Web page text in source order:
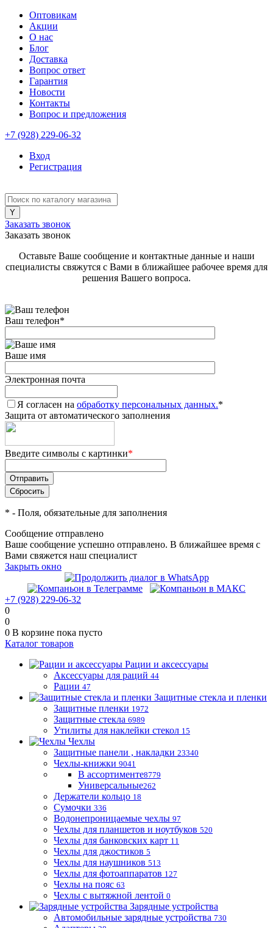
Оптовикам
Акции
О нас
Блог
Доставка
Вопрос ответ
Гарантия
Новости
Контакты
Вопрос и предложения
+7 (928) 229-06-32
Вход
Регистрация
Заказать звонок
Заказать звонок
Оставьте Ваше сообщение и контактные данные и наши
специалисты свяжутся с Вами в ближайшее рабочее время для
решения Вашего вопроса.
Ваш телефон*
Ваше имя
Электронная почта
Я согласен на обработку персональных данных.*
Защита от автоматического заполнения
Введите символы с картинки*
* - Поля, обязательные для заполнения
Сообщение отправлено
Ваше сообщение успешно отправлено. В ближайшее время с
Вами свяжется наш специалист
Закрыть окно
+7 (928) 229-06-32
0
0
0 В корзине пока пусто
Каталог товаров
Рации и аксессуары
Аксессуары для раций 44
Рации 47
Защитные стекла и пленки
Защитные пленки 1972
Защитные стекла 6989
Утилиты для наклейки стекол 15
Чехлы
Защитные панели , накладки 23340
Чехлы-книжки 9041
В ассортименте8779
Универсальные262
Держатели кольцо 18
Сумочки 336
Водонепроницаемые чехлы 97
Чехлы для планшетов и ноутбуков 520
Чехлы для банковских карт 11
Чехлы для джостиков 5
Чехлы для наушников 513
Чехлы для фотоаппаратов 127
Чехлы на пояс 63
Чехлы с вытяжной лентой 0
Зарядные устройства
Автомобильные зарядные устройства 730